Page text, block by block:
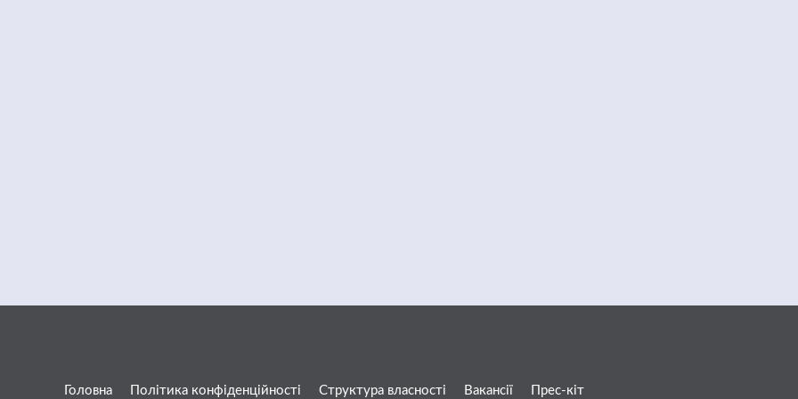
Головна Політика конфіденційності Структура власності Вакансії Прес-кіт